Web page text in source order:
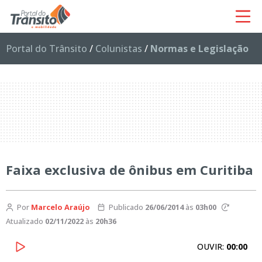
Portal do Trânsito / Colunistas / Normas e Legislação
Faixa exclusiva de ônibus em Curitiba
Por Marcelo Araújo Publicado 26/06/2014às 03h00
Atualizado 02/11/2022 às 20h36
OUVIR: 00:00